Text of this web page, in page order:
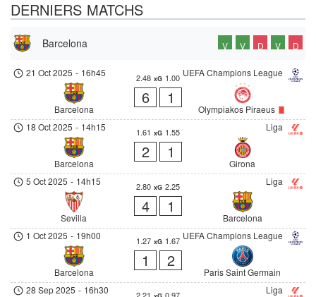
DERNIERS MATCHS
Barcelona V V D V D
UEFA Champions League
21 Oct 2025 - 16h45
Barcelona
2.48 xG 1.00
6 1
Olympiakos Piraeus
Liga
18 Oct 2025 - 14h15
Barcelona
1.61 xG 1.55
2 1
Girona
Liga
5 Oct 2025 - 14h15
Sevilla
2.80 xG 2.25
4 1
Barcelona
UEFA Champions League
1 Oct 2025 - 19h00
Barcelona
1.27 xG 1.67
1 2
Paris Saint Germain
Liga
28 Sep 2025 - 16h30